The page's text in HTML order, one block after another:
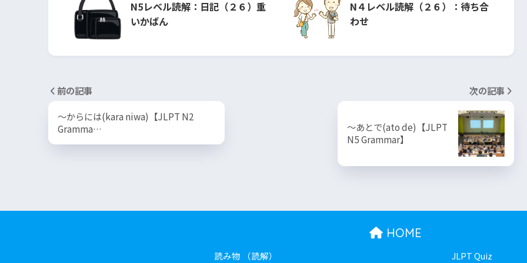
N5レベル読解：日記（２６）重
いかばん
N４レベル読解（２６）：待ち合
わせ
前の記事
～からには(kara niwa)【JLPT N2
Gramma…
次の記事
～あとで(ato de)【JLPT
N5 Grammar】
HOME
読み物 （読解） JLPT Quiz